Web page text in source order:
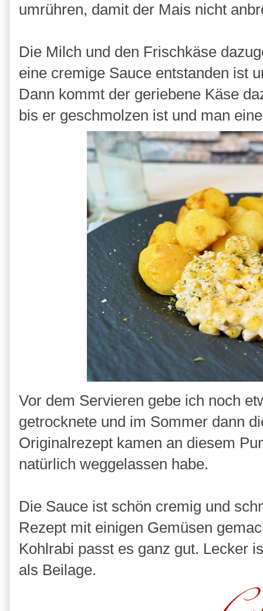
umrühren, damit der Mais nicht
Die Milch und den Frischkäse
eine cremige Sauce entstanden ist
Dann kommt der geriebene Käse
bis er geschmolzen ist und man
Vor dem Servieren gebe ich noch
getrocknete und im Sommer dann
Originalrezept kamen an diesem
natürlich weggelassen habe.
Die Sauce ist schön cremig und
Rezept mit einigen Gemüsen
Kohlrabi passt es ganz gut. Lecker
als Beilage.